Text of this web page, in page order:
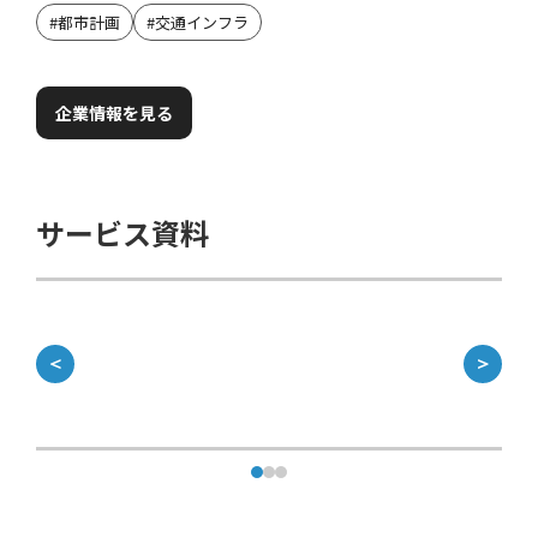
#都市計画 #交通インフラ
企業情報を見る
サービス資料
＜ ＞